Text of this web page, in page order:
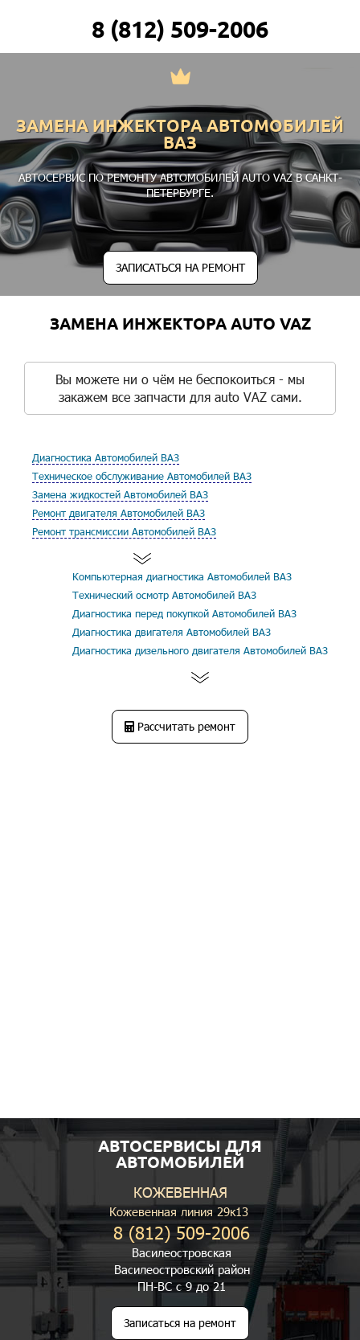
8 (812) 509-2006
ЗАМЕНА ИНЖЕКТОРА АВТОМОБИЛЕЙ
ВАЗ
АВТОСЕРВИС ПО РЕМОНТУ АВТОМОБИЛЕЙ AUTO VAZ В САНКТ-
ПЕТЕРБУРГЕ.
ЗАПИСАТЬСЯ НА РЕМОНТ
ЗАМЕНА ИНЖЕКТОРА AUTO VAZ
Вы можете ни о чём не беспокоиться - мы
закажем все запчасти для auto VAZ сами.
Диагностика Автомобилей ВАЗ
Техническое обслуживание Автомобилей ВАЗ
Замена жидкостей Автомобилей ВАЗ
Ремонт двигателя Автомобилей ВАЗ
Ремонт трансмиссии Автомобилей ВАЗ
Компьютерная диагностика Автомобилей ВАЗ
Технический осмотр Автомобилей ВАЗ
Диагностика перед покупкой Автомобилей ВАЗ
Диагностика двигателя Автомобилей ВАЗ
Диагностика дизельного двигателя Автомобилей ВАЗ
Рассчитать ремонт
АВТОСЕРВИСЫ ДЛЯ
АВТОМОБИЛЕЙ
КОЖЕВЕННАЯ
Кожевенная линия 29к13
8 (812) 509-2006
Василеостровская
Василеостровский район
ПН-ВС с 9 до 21
Записаться на ремонт